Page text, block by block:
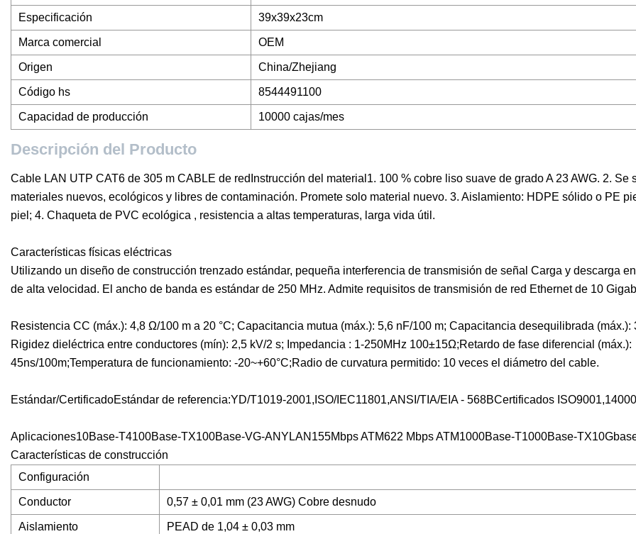
Especificación 39x39x23cm
Marca comercial OEM
Origen China/Zhejiang
Código hs 8544491100
Capacidad de producción 10000 cajas/mes
Descripción del Producto
Cable LAN UTP CAT6 de 305 m CABLE de redInstrucción del material1. 100 % cobre liso suave de grado A 23 AWG. 2. Se
materiales nuevos, ecológicos y libres de contaminación. Promete solo material nuevo. 3. Aislamiento: HDPE sólido o PE
piel; 4. Chaqueta de PVC ecológica , resistencia a altas temperaturas, larga vida útil.
Características físicas eléctricas
Utilizando un diseño de construcción trenzado estándar, pequeña interferencia de transmisión de señal Carga y descarga
de alta velocidad. El ancho de banda es estándar de 250 MHz. Admite requisitos de transmisión de red Ethernet de 10
Resistencia CC (máx.): 4,8 Ω/100 m a 20 °C; Capacitancia mutua (máx.): 5,6 nF/100 m; Capacitancia desequilibrada (máx.):
Rigidez dieléctrica entre conductores (mín): 2,5 kV/2 s; Impedancia : 1-250MHz 100±15Ω;Retardo de fase diferencial (máx.):
45ns/100m;Temperatura de funcionamiento: -20~+60°C;Radio de curvatura permitido: 10 veces el diámetro del cable.
Estándar/CertificadoEstándar de referencia:YD/T1019-2001,ISO/IEC11801,ANSI/TIA/EIA - 568BCertificados
Aplicaciones10Base-T4100Base-TX100Base-VG-ANYLAN155Mbps ATM622 Mbps ATM1000Base-T1000Base-
Características de construcción
Configuración
Conductor 0,57 ± 0,01 mm (23 AWG) Cobre desnudo
Aislamiento PEAD de 1,04 ± 0,03 mm